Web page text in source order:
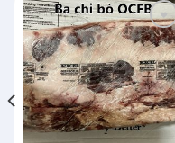
Add to
wishlist